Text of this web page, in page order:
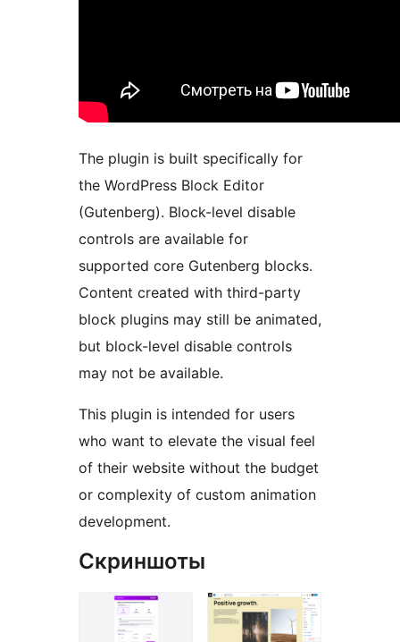
The plugin is built specifically for
the WordPress Block Editor
(Gutenberg). Block-level disable
controls are available for
supported core Gutenberg blocks.
Content created with third-party
block plugins may still be animated,
but block-level disable controls
may not be available.
This plugin is intended for users
who want to elevate the visual feel
of their website without the budget
or complexity of custom animation
development.
Скриншоты